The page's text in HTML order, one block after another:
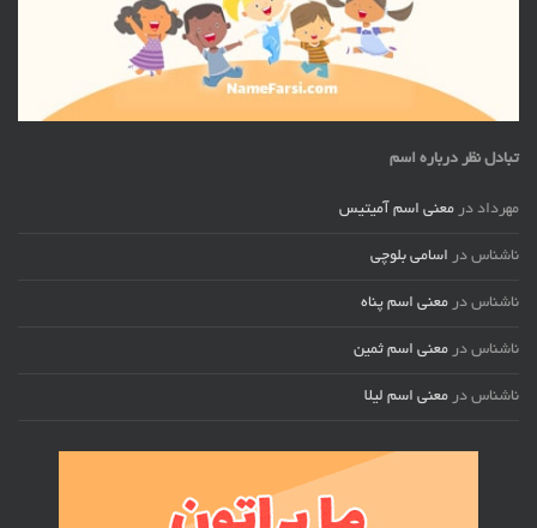
تبادل نظر درباره اسم
مهرداد در معنی اسم آمیتیس
ناشناس در اسامی بلوچی
ناشناس در معنی اسم پناه
ناشناس در معنی اسم ثمین
ناشناس در معنی اسم لیلا